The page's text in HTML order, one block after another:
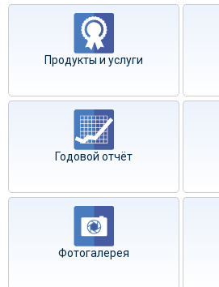
Продукты и услуги
Годовой отчёт
Фотогалерея